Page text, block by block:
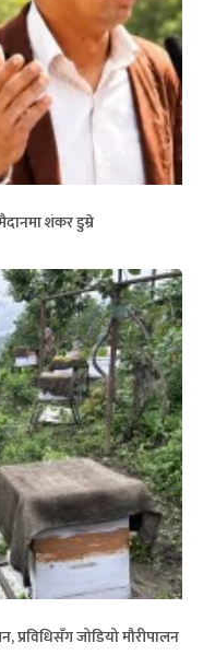
शंकर डुम्रे
जोडियो मौरीपालन